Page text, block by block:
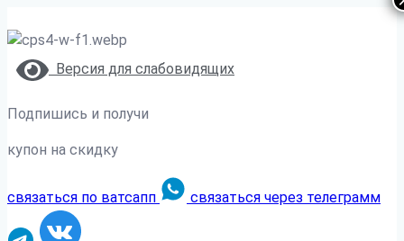
Версия для слабовидящих
Подпишись и получи
купон на скидку
связаться по ватсапп связаться через телеграмм